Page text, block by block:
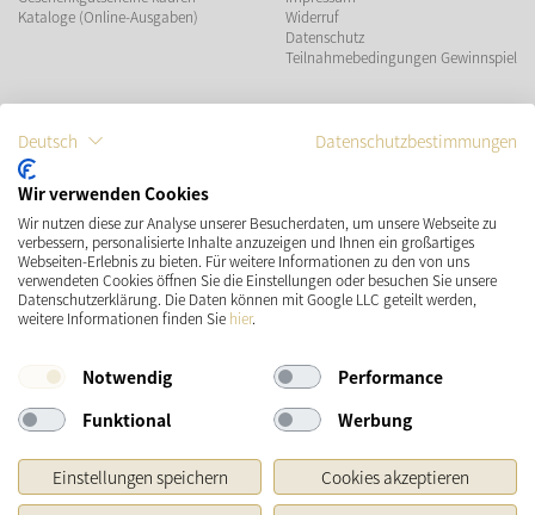
Kataloge (Online-Ausgaben)
Widerruf
Datenschutz
Teilnahmebedingungen Gewinnspiel
VERSAND SOCIAL MEDIA
* Preisangaben inkl. gesetzl. MwSt. und zzgl.Versandkosten
Ursprünglicher Preis des Händlers, Unverbindliche Preisempfehlung des Herstellers
Deutsch Datenschutzbestimmungen
Wir verwenden Cookies
Wir nutzen diese zur Analyse unserer Besucherdaten, um unsere Webseite zu
verbessern, personalisierte Inhalte anzuzeigen und Ihnen ein großartiges
Webseiten-Erlebnis zu bieten. Für weitere Informationen zu den von uns
verwendeten Cookies öffnen Sie die Einstellungen oder besuchen Sie unsere
Datenschutzerklärung. Die Daten können mit Google LLC geteilt werden,
weitere Informationen finden Sie hier.
Notwendig
Performance
Funktional
Werbung
Einstellungen speichern
Cookies akzeptieren